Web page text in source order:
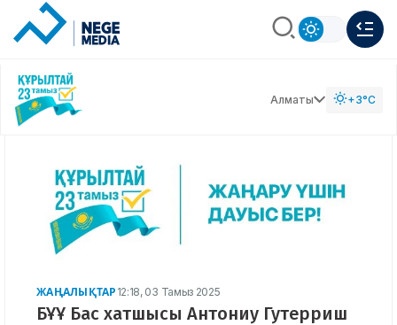
Алматы +3°C
ЖАҢАЛЫҚТАР 12:18, 03 Тамыз 2025
БҰҰ Бас хатшысы Антониу Гутерриш